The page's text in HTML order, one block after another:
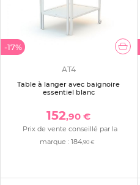
-17%
AT4
Table à langer avec baignoire
essentiel blanc
152,90 €
Prix de vente conseillé par la
marque :184 ,90 €